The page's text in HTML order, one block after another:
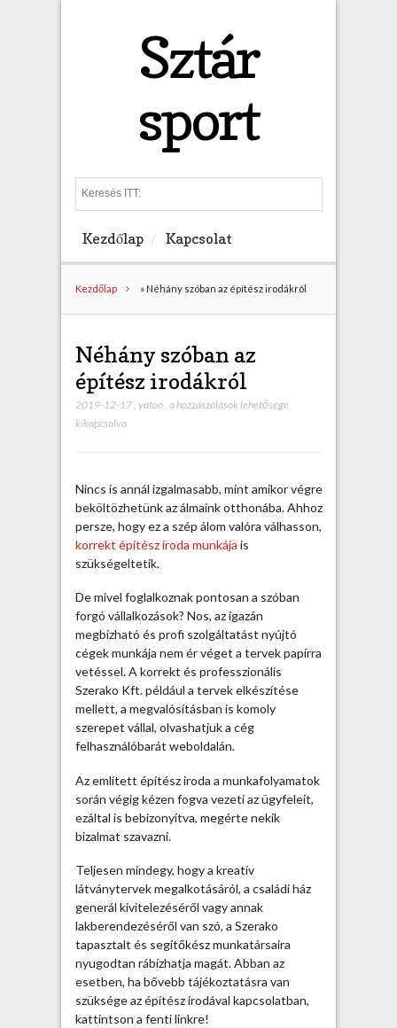
Sztár
sport
e
h
Kezdőlap Kapcsolat
Kezdőlap » Néhány szóban az építész irodákról
Néhány szóban az
építész irodákról
2019-12-17, yatoo, N
y
s
z
ó
n
é
p
z
i
r
á
k
r
ó
l
b
e
j
e
a hozzászólások lehetősége
kikapcsolva
Nincs is annál izgalmasabb, mint amikor végre
beköltözhetünk az álmaink otthonába. Ahhoz
persze, hogy ez a szép álom valóra válhasson,
korrekt építész iroda munkája is
szükségeltetik.
De mivel foglalkoznak pontosan a szóban
forgó vállalkozások? Nos, az igazán
megbízható és profi szolgáltatást nyújtó
cégek munkája nem ér véget a tervek papírra
vetéssel. A korrekt és professzionális
Szerako Kft. például a tervek elkészítése
mellett, a megvalósításban is komoly
szerepet vállal, olvashatjuk a cég
felhasználóbarát weboldalán.
Az említett építész iroda a munkafolyamatok
során végig kézen fogva vezeti az ügyfeleit,
ezáltal is bebizonyítva, megérte nekik
bizalmat szavazni.
Teljesen mindegy, hogy a kreatív
látványtervek megalkotásáról, a családi ház
generál kivitelezéséről vagy annak
lakberendezéséről van szó, a Szerako
tapasztalt és segítőkész munkatársaira
nyugodtan rábízhatja magát. Abban az
esetben, ha bővebb tájékoztatásra van
szüksége az építész irodával kapcsolatban,
kattintson a fenti linkre!